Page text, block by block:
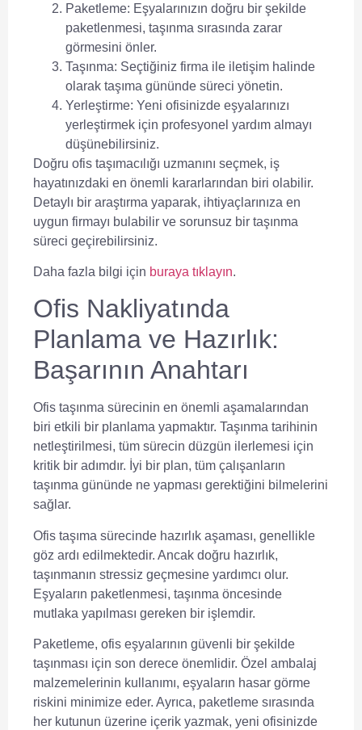
Paketleme: Eşyalarınızın doğru bir şekilde
paketlenmesi, taşınma sırasında zarar
görmesini önler.
Taşınma: Seçtiğiniz firma ile iletişim halinde
olarak taşıma gününde süreci yönetin.
Yerleştirme: Yeni ofisinizde eşyalarınızı
yerleştirmek için profesyonel yardım almayı
düşünebilirsiniz.
Doğru ofis taşımacılığı uzmanını seçmek, iş
hayatınızdaki en önemli kararlarından biri olabilir.
Detaylı bir araştırma yaparak, ihtiyaçlarınıza en
uygun firmayı bulabilir ve sorunsuz bir taşınma
süreci geçirebilirsiniz.
Daha fazla bilgi için buraya tıklayın.
Ofis Nakliyatında
Planlama ve Hazırlık:
Başarının Anahtarı
Ofis taşınma sürecinin en önemli aşamalarından
biri etkili bir planlama yapmaktır. Taşınma tarihinin
netleştirilmesi, tüm sürecin düzgün ilerlemesi için
kritik bir adımdır. İyi bir plan, tüm çalışanların
taşınma gününde ne yapması gerektiğini bilmelerini
sağlar.
Ofis taşıma sürecinde hazırlık aşaması, genellikle
göz ardı edilmektedir. Ancak doğru hazırlık,
taşınmanın stressiz geçmesine yardımcı olur.
Eşyaların paketlenmesi, taşınma öncesinde
mutlaka yapılması gereken bir işlemdir.
Paketleme, ofis eşyalarının güvenli bir şekilde
taşınması için son derece önemlidir. Özel ambalaj
malzemelerinin kullanımı, eşyaların hasar görme
riskini minimize eder. Ayrıca, paketleme sırasında
her kutunun üzerine içerik yazmak, yeni ofisinizde